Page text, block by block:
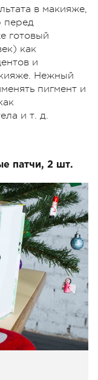
в макияже,
перед
готовый
как
и
Нежный
пигмент и
и т. д.
патчи, 2 шт.